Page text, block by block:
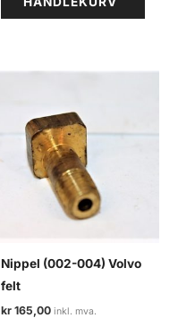
Nippel (002-004) Volvo
felt
kr 165,00